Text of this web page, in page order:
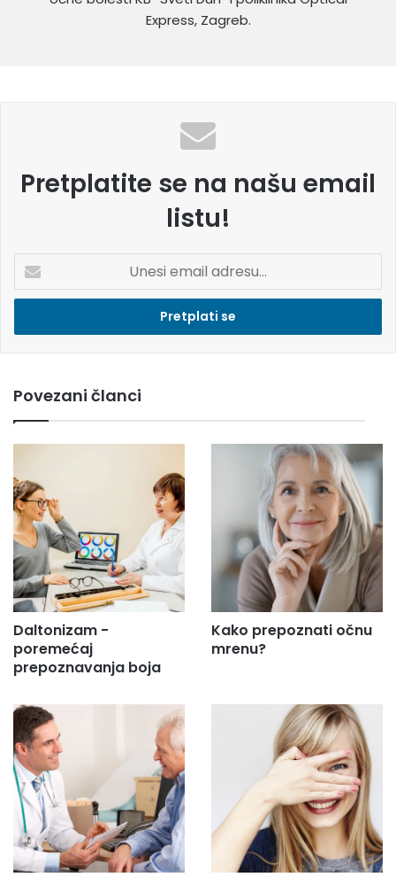
Express, Zagreb.
Pretplatite se na našu email
listu!
e
i
e
a
a
r
e
s
u
.
.
.
Povezani članci
Daltonizam -
poremećaj
prepoznavanja boja
Kako prepoznati očnu
mrenu?